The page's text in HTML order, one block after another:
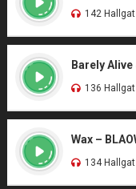
142 Hallgat
Barely
136 Hallgat
Wax –
134 Hallgat